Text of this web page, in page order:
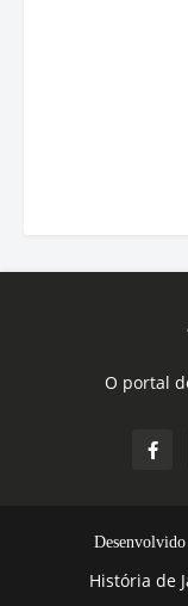
O portal
História de